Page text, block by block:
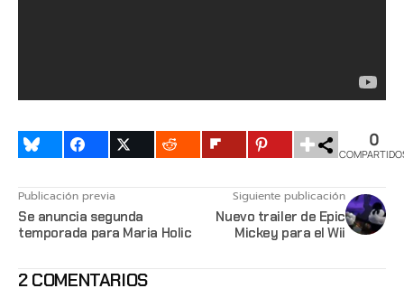
0
Publicación previa
Se anuncia segunda
temporada para Maria Holic
Siguiente publicación
Nuevo trailer de Epic
Mickey para el Wii
2 COMENTARIOS